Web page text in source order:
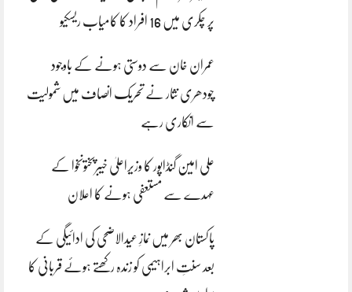
پر چکری میں 16 افراد کا کامیاب ریسکیو
عمران خان سے دوستی ہونے کے باوجود
چودھری نثار نے تحریک انصاف میں شمولیت
سے انکاری رہے
علی امین گنڈاپور کا وزیراعلیٰ خیبرپختونخوا کے
عہدے سے مستعفی ہونے کا اعلان
پاکستان بھر میں نمازِ عیدالاضحی کی ادائیگی کے
بعد سنتِ ابراہیمی کو زندہ رکھتے ہوئے قربانی کا